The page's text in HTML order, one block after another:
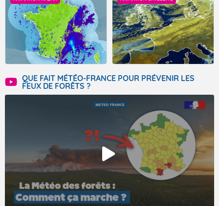
QUE FAIT MÉTÉO-FRANCE POUR PRÉVENIR LES
FEUX DE FORÊTS ?